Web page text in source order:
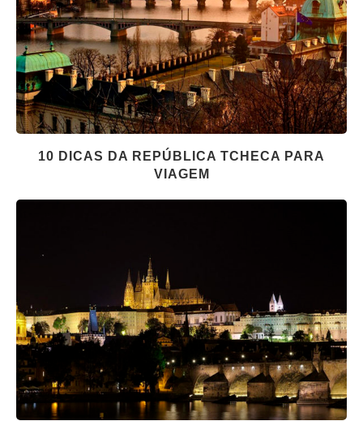
10 DICAS DA REPÚBLICA TCHECA PARA
VIAGEM